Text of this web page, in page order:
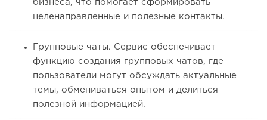
бизнеса, что помогает сформировать
целенаправленные и полезные контакты.
Групповые чаты. Сервис обеспечивает
функцию создания групповых чатов, где
пользователи могут обсуждать актуальные
темы, обмениваться опытом и делиться
полезной информацией.